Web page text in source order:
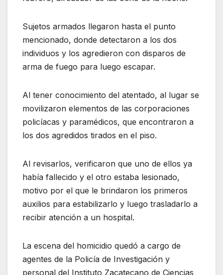
Sujetos armados llegaron hasta el punto
mencionado, donde detectaron a los dos
individuos y los agredieron con disparos de
arma de fuego para luego escapar.
Al tener conocimiento del atentado, al lugar se
movilizaron elementos de las corporaciones
policíacas y paramédicos, que encontraron a
los dos agredidos tirados en el piso.
Al revisarlos, verificaron que uno de ellos ya
había fallecido y el otro estaba lesionado,
motivo por el que le brindaron los primeros
auxilios para estabilizarlo y luego trasladarlo a
recibir atención a un hospital.
La escena del homicidio quedó a cargo de
agentes de la Policía de Investigación y
personal del Instituto Zacatecano de Ciencias